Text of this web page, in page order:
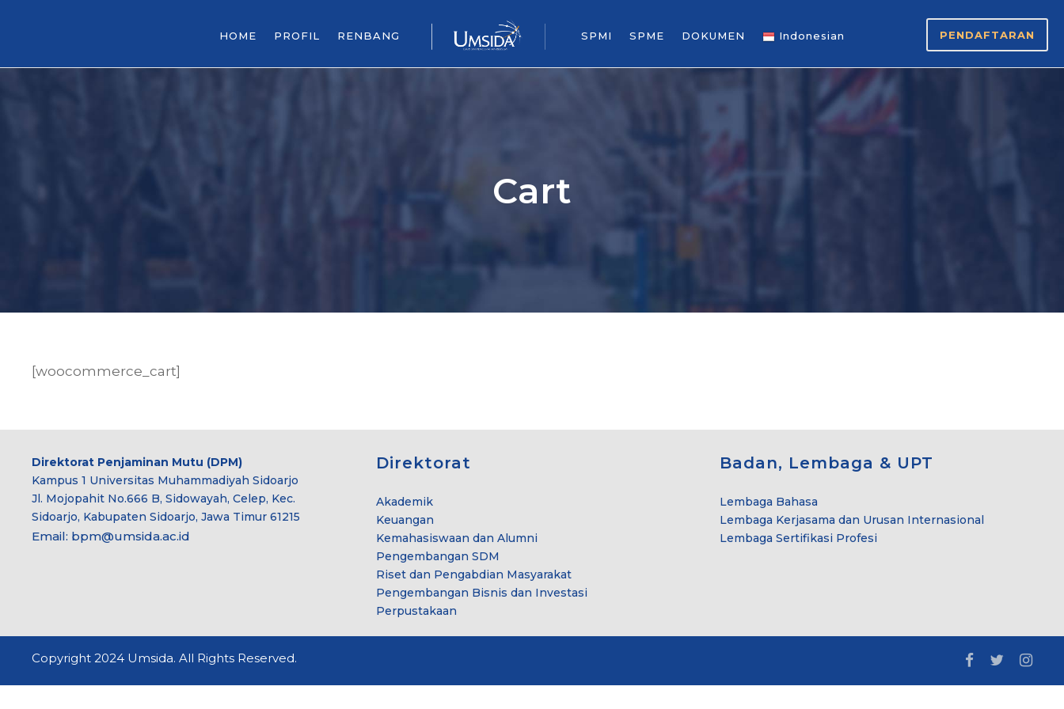
HOME PROFIL RENBANG SPMI SPME DOKUMEN Indonesian PENDAFTARAN
Cart
[woocommerce_cart]
Direktorat Penjaminan Mutu (DPM)
Kampus 1 Universitas Muhammadiyah Sidoarjo
Jl. Mojopahit No.666 B, Sidowayah, Celep, Kec.
Sidoarjo, Kabupaten Sidoarjo, Jawa Timur 61215
Email: bpm@umsida.ac.id
Direktorat
Akademik
Keuangan
Kemahasiswaan dan Alumni
Pengembangan SDM
Riset dan Pengabdian Masyarakat
Pengembangan Bisnis dan Investasi
Perpustakaan
Badan, Lembaga & UPT
Lembaga Bahasa
Lembaga Kerjasama dan Urusan Internasional
Lembaga Sertifikasi Profesi
Copyright 2024 Umsida. All Rights Reserved.